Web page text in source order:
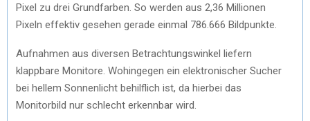
Pixel zu drei Grundfarben. So werden aus 2,36 Millionen
Pixeln effektiv gesehen gerade einmal 786.666 Bildpunkte.
Aufnahmen aus diversen Betrachtungswinkel liefern
klappbare Monitore. Wohingegen ein elektronischer Sucher
bei hellem Sonnenlicht behilflich ist, da hierbei das
Monitorbild nur schlecht erkennbar wird.